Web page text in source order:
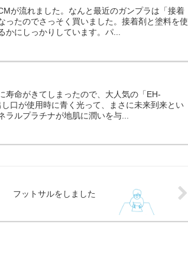
が流れました。なんと最近のガンプラは「接着
ったのでさっそく買いました。接着剤と塗料を使
にしっかりしています。パ...
寿命がきてしまったので、大人気の「EH-
口が使用時に青く光って、まさに未来到来とい
ルプラチナが地肌に潤いを与...
フットサルをしました